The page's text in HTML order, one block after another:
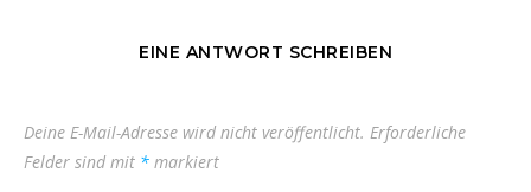
EINE ANTWORT SCHREIBEN
Deine E-Mail-Adresse wird nicht veröffentlicht. Erforderliche
Felder sind mit * markiert